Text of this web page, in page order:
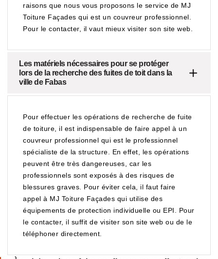
raisons que nous vous proposons le service de MJ
Toiture Façades qui est un couvreur professionnel.
Pour le contacter, il vaut mieux visiter son site web.
Les matériels nécessaires pour se protéger
lors de la recherche des fuites de toit dans la
ville de Fabas
Pour effectuer les opérations de recherche de fuite
de toiture, il est indispensable de faire appel à un
couvreur professionnel qui est le professionnel
spécialiste de la structure. En effet, les opérations
peuvent être très dangereuses, car les
professionnels sont exposés à des risques de
blessures graves. Pour éviter cela, il faut faire
appel à MJ Toiture Façades qui utilise des
équipements de protection individuelle ou EPI. Pour
le contacter, il suffit de visiter son site web ou de le
téléphoner directement.